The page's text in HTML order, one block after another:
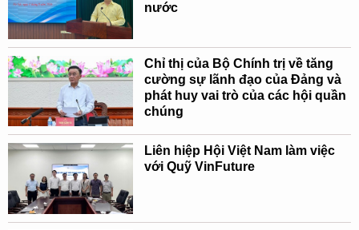
nước
Chỉ thị của Bộ Chính trị về tăng
cường sự lãnh đạo của Đảng và
phát huy vai trò của các hội quần
chúng
Liên hiệp Hội Việt Nam làm việc
với Quỹ VinFuture